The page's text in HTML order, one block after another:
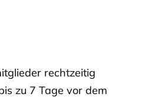
rechtzeitig
zu 7 Tage vor dem